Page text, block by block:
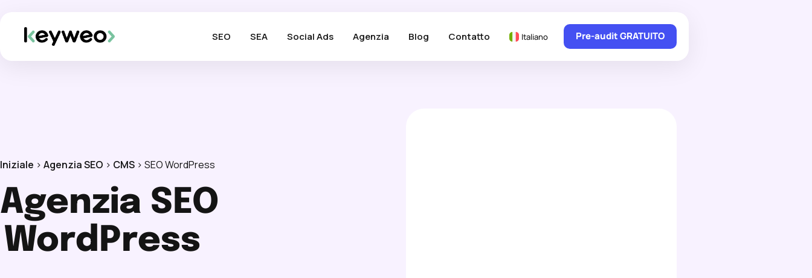
SEO SEA Social Ads Agenzia Blog Contatto Italiano Pre-audit GRATUITO
Iniziale > Agenzia SEO > CMS > SEO WordPress
Agenzia SEO
WordPress